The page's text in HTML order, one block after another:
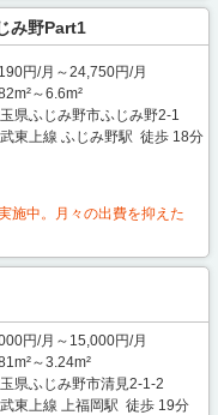
み野Part1
円/月～24,750円/月
～6.6m²
県ふじみ野市ふじみ野2-1
東上線 ふじみ野駅 徒歩 18分
中。月々の出費を抑えた
円/月～15,000円/月
～3.24m²
県ふじみ野市清見2-1-2
東上線 上福岡駅 徒歩 19分